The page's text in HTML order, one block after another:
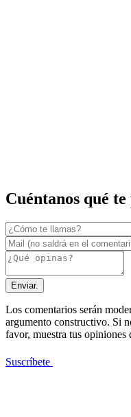
Cuéntanos qué te
Enviar.
Los comentarios serán
argumento constructivo. Si
favor, muestra tus opiniones
Suscríbete